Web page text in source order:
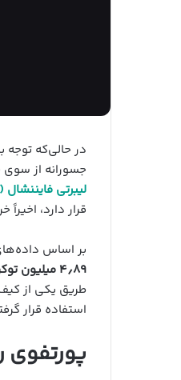
در حالی‌که توجه
جسورانه از سوی
لیبرتی فایننشال (WLFI)
قرار دارد،
بر اساس داده‌های
۴٫۸۹ میلیون توکن SEI
استفاده قرار
پورتفوی